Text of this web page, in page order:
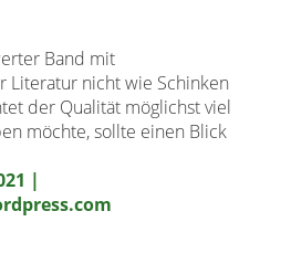
Band mit
Literatur nicht wie Schinken
der Qualität möglichst viel
möchte, sollte einen Blick
|